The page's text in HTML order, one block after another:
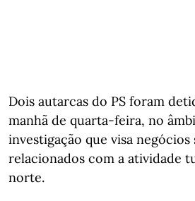
Dois autarcas do PS foram
manhã de quarta-feira, no
investigação que visa negócios
relacionados com a atividade
norte.